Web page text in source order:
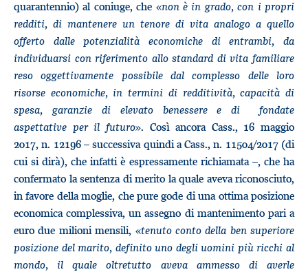
quarantennio) al coniuge, che «non è in grado, con i propri
redditi, di mantenere un tenore di vita analogo a quello
offerto dalle potenzialità economiche di entrambi, da
individuarsi con riferimento allo standard di vita familiare
reso oggettivamente possibile dal complesso delle loro
risorse economiche, in termini di redditività, capacità di
spesa, garanzie di elevato benessere e di fondate
aspettative per il futuro». Così ancora Cass., 16 maggio
2017, n. 12196 – successiva quindi a Cass., n. 11504/2017 (di
cui si dirà), che infatti è espressamente richiamata –, che ha
confermato la sentenza di merito la quale aveva riconosciuto,
in favore della moglie, che pure gode di una ottima posizione
economica complessiva, un assegno di mantenimento pari a
euro due milioni mensili, «tenuto conto della ben superiore
posizione del marito, definito uno degli uomini più ricchi al
mondo, il quale oltretutto aveva ammesso di averle